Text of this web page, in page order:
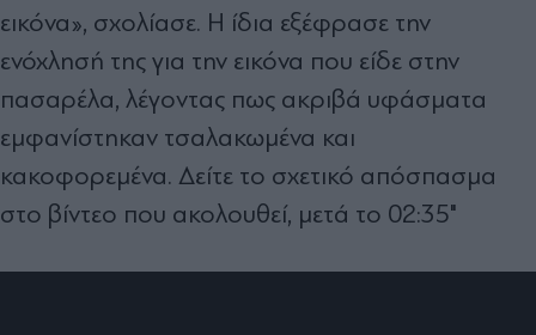
εικόνα», σχολίασε. Η ίδια εξέφρασε την
ενόχλησή της για την εικόνα που είδε στην
πασαρέλα, λέγοντας πως ακριβά υφάσματα
εμφανίστηκαν τσαλακωμένα και
κακοφορεμένα. Δείτε το σχετικό απόσπασμα
στο βίντεο που ακολουθεί, μετά το 02:35"